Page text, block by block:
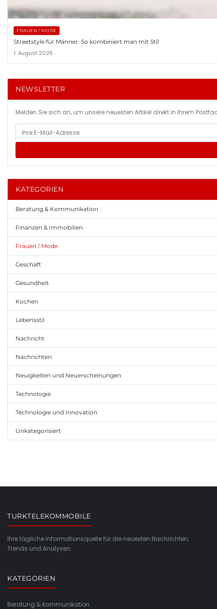
FRAUEN / MODE
Streetstyle für Männer: So kombiniert man mit Stil
1. August 2025
NEWSLETTER
Melden Sie sich an, um unsere neuesten Artikel direkt in Ihrem
KATEGORIEN
Beratung & Kommunikation
Finanzen & Immobilien
Frauen / Mode
Geschäft
Gesundheit
Kochen
Lebensstil
Nachricht
Nachrichten
Neuigkeiten und Neuerscheinungen
Technologie
Technologie und Innovation
Unkategorisiert
TURKTELEKOMMOBILE
Ihre tägliche Informationsquelle für die neuesten Nachrichten,
Trends und Analysen.
KATEGORIEN
Beratung & Kommunikation